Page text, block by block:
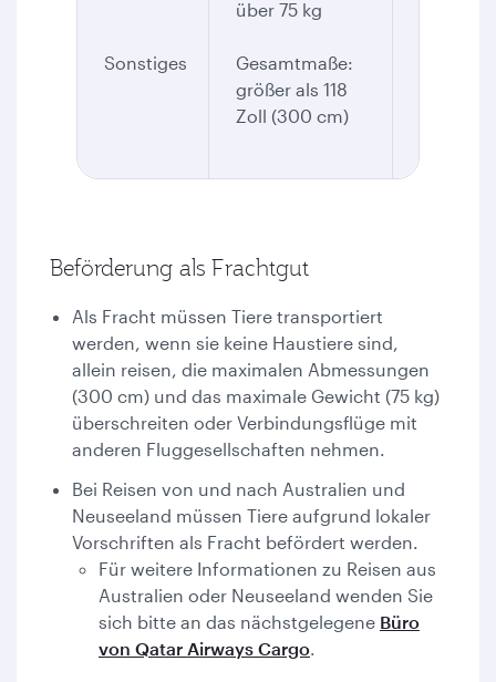
Sonstiges
über 75 kg
Gesamtmaße:
größer als 118
Zoll (300 cm)
Beförderung als Frachtgut
Als Fracht müssen Tiere transportiert
werden, wenn sie keine Haustiere sind,
allein reisen, die maximalen Abmessungen
(300 cm) und das maximale Gewicht (75 kg)
überschreiten oder Verbindungsflüge mit
anderen Fluggesellschaften nehmen.
Bei Reisen von und nach Australien und
Neuseeland müssen Tiere aufgrund lokaler
Vorschriften als Fracht befördert werden.
Für weitere Informationen zu Reisen aus
Australien oder Neuseeland wenden Sie
sich bitte an das nächstgelegene Büro
von Qatar Airways Cargo.